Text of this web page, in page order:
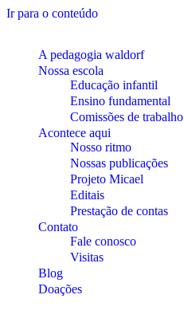
Ir para o conteúdo
A pedagogia waldorf
Nossa escola
Educação infantil
Ensino fundamental
Comissões de trabalho
Acontece aqui
Nosso ritmo
Nossas publicações
Projeto Micael
Editais
Prestação de contas
Contato
Fale conosco
Visitas
Blog
Doações